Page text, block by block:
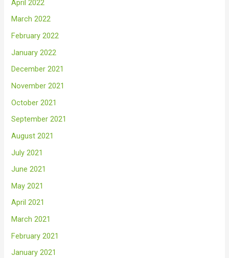
April 2022
March 2022
February 2022
January 2022
December 2021
November 2021
October 2021
September 2021
August 2021
July 2021
June 2021
May 2021
April 2021
March 2021
February 2021
January 2021